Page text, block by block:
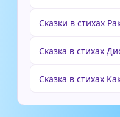
Сказки в стихах
Сказка в стихах
Сказка в стихах